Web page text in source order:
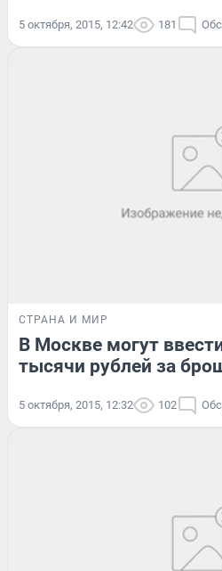
5 октября, 2015, 12:42 181
СТРАНА И МИР
В Москве могут
тысячи рублей за
5 октября, 2015, 12:32 102